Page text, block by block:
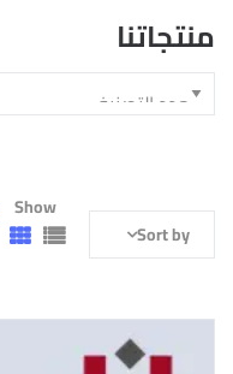
منتجاتنا
Show
Sort by